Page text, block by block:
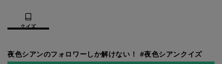
クイズ
夜色シアンのフォロワーしか解けない！ #夜色シアンクイズ